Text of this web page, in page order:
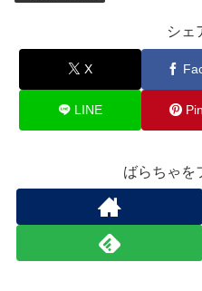
シェ
X
LINE
ばらちゃを